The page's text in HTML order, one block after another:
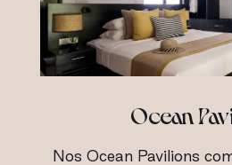
Ocean
Nos Ocean Pavilions